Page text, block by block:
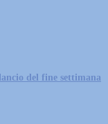
del fine settimana